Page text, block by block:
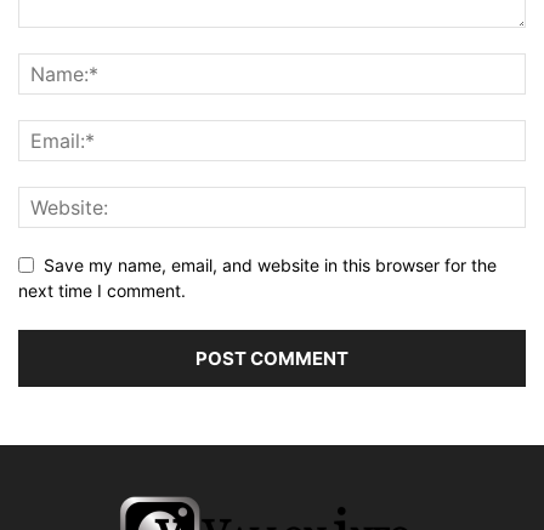
Save my name, email, and website in this browser for the
next time I comment.